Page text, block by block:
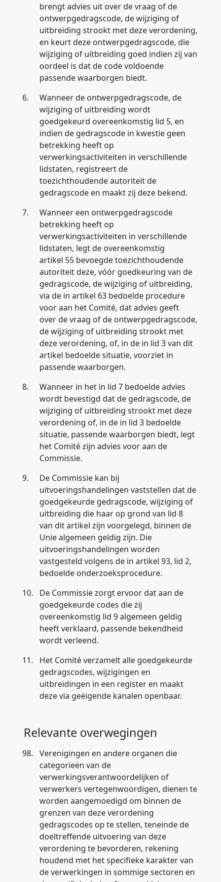
brengt advies uit over de vraag of de
ontwerpgedragscode, de wijziging of
uitbreiding strookt met deze verordening,
en keurt deze ontwerpgedragscode, die
wijziging of uitbreiding goed indien zij van
oordeel is dat de code voldoende
passende waarborgen biedt.
6.
Wanneer de ontwerpgedragscode, de
wijziging of uitbreiding wordt
goedgekeurd overeenkomstig lid 5, en
indien de gedragscode in kwestie geen
betrekking heeft op
verwerkingsactiviteiten in verschillende
lidstaten, registreert de
toezichthoudende autoriteit de
gedragscode en maakt zij deze bekend.
7.
Wanneer een ontwerpgedragscode
betrekking heeft op
verwerkingsactiviteiten in verschillende
lidstaten, legt de overeenkomstig
artikel 55 bevoegde toezichthoudende
autoriteit deze, vóór goedkeuring van de
gedragscode, de wijziging of uitbreiding,
via de in artikel 63 bedoelde procedure
voor aan het Comité, dat advies geeft
over de vraag of de ontwerpgedragscode,
de wijziging of uitbreiding strookt met
deze verordening, of, in de in lid 3 van dit
artikel bedoelde situatie, voorziet in
passende waarborgen.
8.
Wanneer in het in lid 7 bedoelde advies
wordt bevestigd dat de gedragscode, de
wijziging of uitbreiding strookt met deze
verordening of, in de in lid 3 bedoelde
situatie, passende waarborgen biedt, legt
het Comité zijn advies voor aan de
Commissie.
9.
De Commissie kan bij
uitvoeringshandelingen vaststellen dat de
goedgekeurde gedragscode, wijziging of
uitbreiding die haar op grond van lid 8
van dit artikel zijn voorgelegd, binnen de
Unie algemeen geldig zijn. Die
uitvoeringshandelingen worden
vastgesteld volgens de in artikel 93, lid 2,
bedoelde onderzoeksprocedure.
10.
De Commissie zorgt ervoor dat aan de
goedgekeurde codes die zij
overeenkomstig lid 9 algemeen geldig
heeft verklaard, passende bekendheid
wordt verleend.
11.
Het Comité verzamelt alle goedgekeurde
gedragscodes, wijzigingen en
uitbreidingen in een register en maakt
deze via geëigende kanalen openbaar.
Relevante overwegingen
98.
Verenigingen en andere organen die
categorieën van de
verwerkingsverantwoordelijken of
verwerkers vertegenwoordigen, dienen te
worden aangemoedigd om binnen de
grenzen van deze verordening
gedragscodes op te stellen, teneinde de
doeltreffende uitvoering van deze
verordening te bevorderen, rekening
houdend met het specifieke karakter van
de verwerkingen in sommige sectoren en